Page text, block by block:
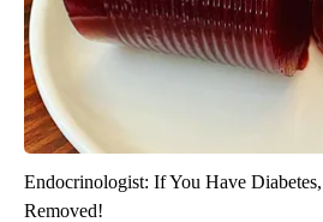
Endocrinologist: If You Have
Removed!